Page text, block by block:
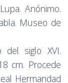
Anónimo.
Museo de
del siglo XVI.
cm. Procede
Hermandad